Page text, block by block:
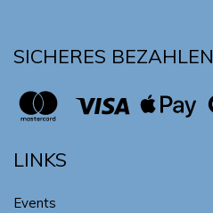
SICHERES BEZAHLEN
LINKS
Events